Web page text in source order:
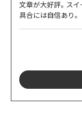
文章が大好評。ス
具合には自信あり。